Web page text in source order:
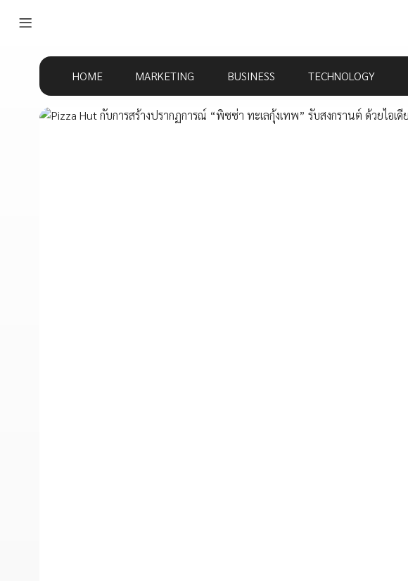
HOME MARKETING BUSINESS TECHNOLOGY